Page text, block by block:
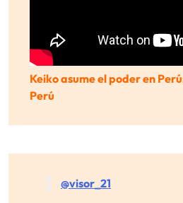
Keiko asume el poder en
Perú
@visor_21